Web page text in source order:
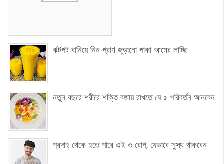
ঝটপট বানিয়ে নিন প্রাণ জুড়ানো পাকা আমের লাচ্ছি
নতুন বছরে শরীরে শক্তি বজায় রাখতে যে ৫ পরিবর্তন আনবেন
প্রদাহ থেকে হতে পারে এই ৩ রোগ, যেভাবে সুস্থ থাকবেন